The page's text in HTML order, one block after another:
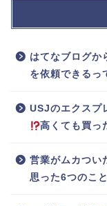
はてなブログか
を依頼できるっ
USJのエクスプ
高くても買っ
営業がムカつい
思った6つのこと